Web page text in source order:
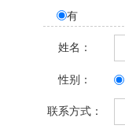
有
姓名：
性别：
联系方式：